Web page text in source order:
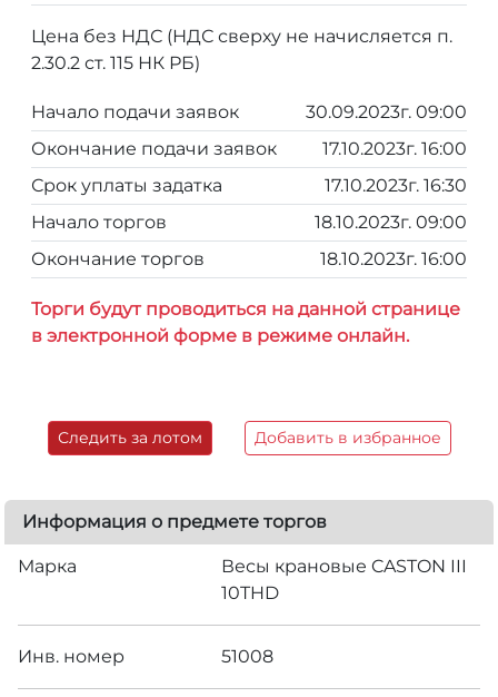
Цена без НДС (НДС сверху не начисляется п.
2.30.2 ст. 115 НК РБ)
Начало подачи заявок
30.09.2023г. 09:00
Окончание подачи заявок
17.10.2023г. 16:00
Срок уплаты задатка
17.10.2023г. 16:30
Начало торгов
18.10.2023г. 09:00
Окончание торгов
18.10.2023г. 16:00
Торги будут проводиться на данной странице
в электронной форме в режиме онлайн.
Следить за лотом Добавить в избранное
Информация о предмете торгов
Марка
Весы крановые CASTON III
10THD
Инв. номер 51008